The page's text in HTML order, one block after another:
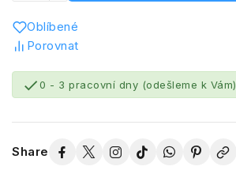
Oblíbené
Porovnat
0 - 3 pracovní dny (odešleme k Vám)
Share